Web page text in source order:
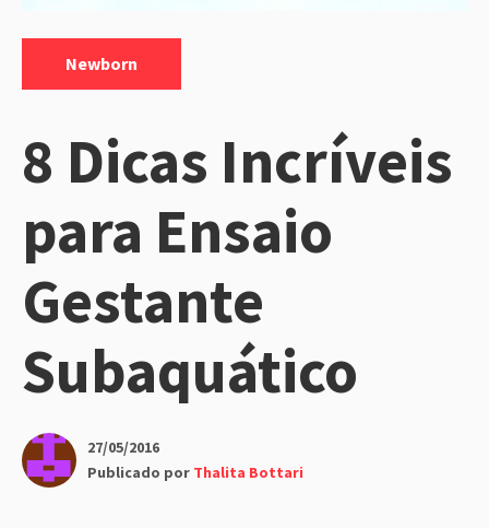
Newborn
8 Dicas Incríveis
para Ensaio
Gestante
Subaquático
27/05/2016
Publicado por Thalita Bottari